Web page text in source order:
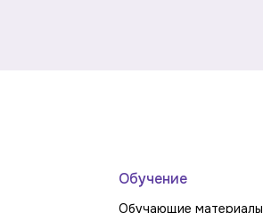
Обучение
Обучающие материалы